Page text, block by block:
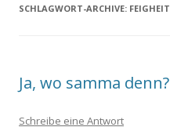
SCHLAGWORT-ARCHIVE: FEIGHEIT
Ja, wo samma denn?
Schreibe eine Antwort